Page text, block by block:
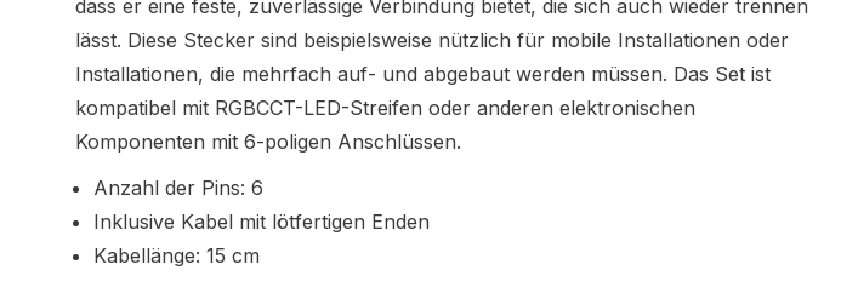
dass er eine feste, zuverlässige Verbindung bietet, die sich auch wieder trennen
lässt. Diese Stecker sind beispielsweise nützlich für mobile Installationen oder
Installationen, die mehrfach auf- und abgebaut werden müssen. Das Set ist
kompatibel mit RGBCCT-LED-Streifen oder anderen elektronischen
Komponenten mit 6-poligen Anschlüssen.
Anzahl der Pins: 6
Inklusive Kabel mit lötfertigen Enden
Kabellänge: 15 cm